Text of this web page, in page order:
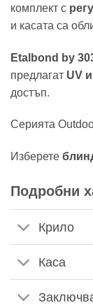
комплект с
и касата са
Etalbond by
предлагат UV
достъп.
Серията
Изберете
Подробни
Крило
Каса